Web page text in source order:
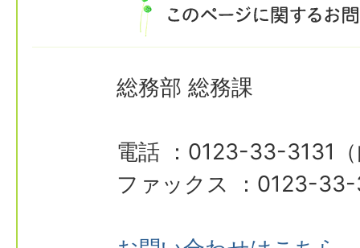
総務部 総務課
電話 ：0123-33-3131
ファックス ：0123-